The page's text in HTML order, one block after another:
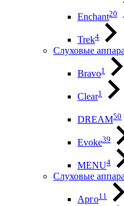
Enchant20
Trek4
Слуховые
Bravo1
Clear1
DREAM50
Evoke39
MENU4
Слуховые
Арго11